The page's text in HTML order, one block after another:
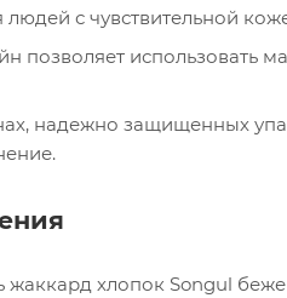
с чувствительной
позволяет использовать
надежно защищенных
жаккард хлопок Songul